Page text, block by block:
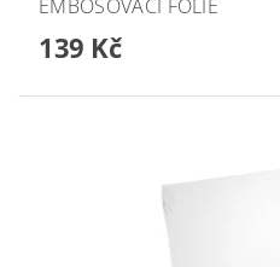
EMBOSOVACÍ FÓLIE
139 Kč